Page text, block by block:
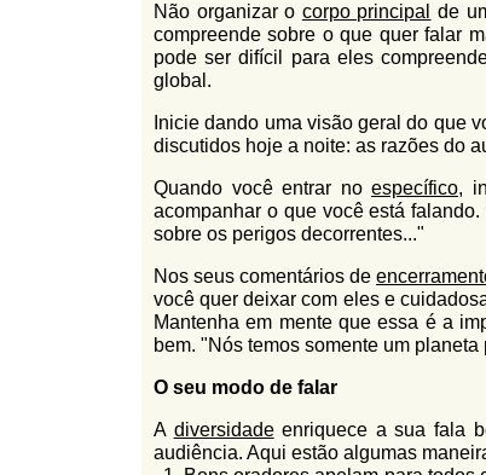
Não organizar o corpo principal
de
compreende sobre o que quer falar
pode ser difícil para eles
global.
Inicie dando uma visão geral do que
discutidos hoje a noite: as razões do
Quando você entrar no específico,
acompanhar o que você está
sobre os perigos decorrentes..."
Nos seus comentários de
você quer deixar com eles e
Mantenha em mente que essa é a
bem. "Nós temos somente um
O seu modo de falar
A diversidadeenriquece a sua fala
audiência. Aqui estão algumas